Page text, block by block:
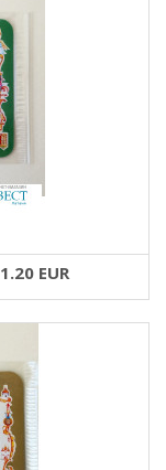
1.20 EUR